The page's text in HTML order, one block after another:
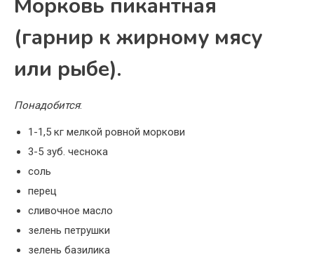
(гарнир к жирному мясу
или рыбе).
Понадобится:
1-1,5 кг мелкой ровной моркови
3-5 зуб. чеснока
соль
перец
сливочное масло
зелень петрушки
зелень базилика